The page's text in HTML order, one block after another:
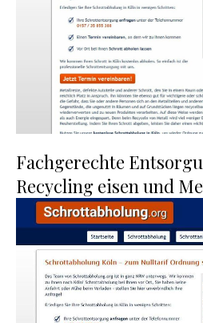
Fachgerechte
Recycling eisen und